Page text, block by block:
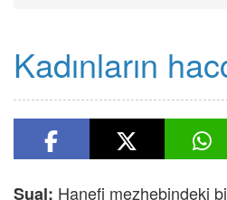
Kadınların
Sual: Hanefi mezhebindeki